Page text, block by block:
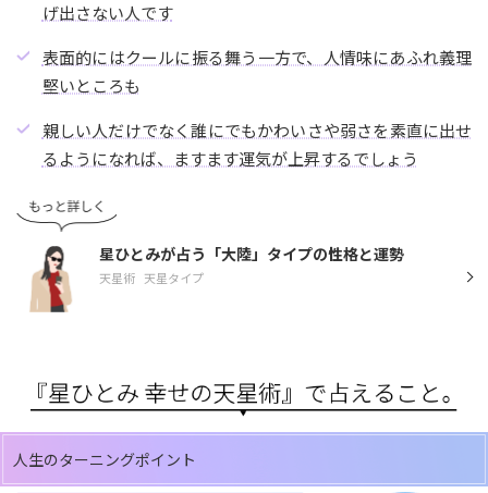
げ出さない人です
表面的にはクールに振る舞う一方で、人情味にあふれ義理
堅いところも
親しい人だけでなく誰にでもかわいさや弱さを素直に出せ
るようになれば、ますます運気が上昇するでしょう
星ひとみが占う「大陸」タイプの性格と運勢
天星術 天星タイプ
人生のターニングポイント